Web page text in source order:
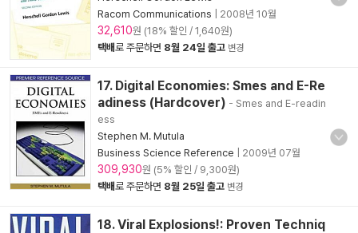
Racom Communications
2008년 10월
32,610원 (18% 할인 / 1,640원)
택배로 주문하면 8월 24일 출고 변경
17. Digital Economies: Smes and E-Re
adiness (Hardcover) - Smes and E-readin
ess
Stephen M. Mutula
Business Science Reference
2009년 07월
309,930원 (5% 할인 / 9,300원)
택배로 주문하면 8월 25일 출고 변경
18. Viral Explosions!: Proven Techniq